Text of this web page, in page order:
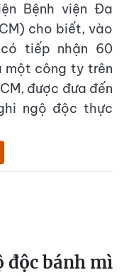
Bệnh viện Đa
cho biết, vào
tiếp nhận 60
một công ty trên
được đưa đến
ngộ độc thực
độc bánh mì